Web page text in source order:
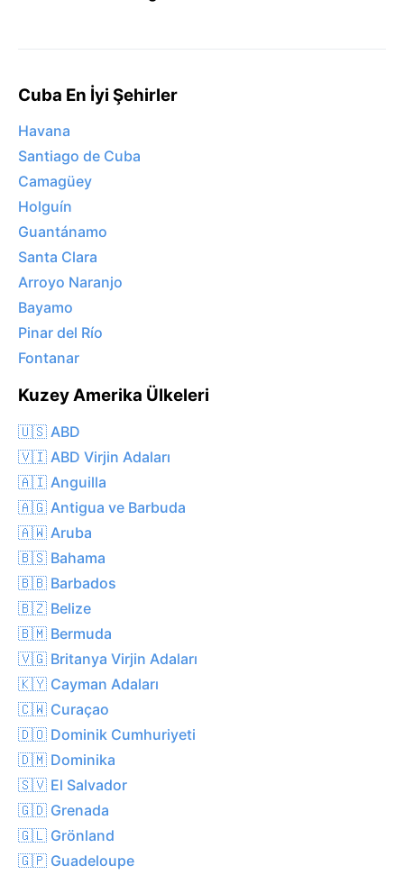
Cuba En İyi Şehirler
Havana
Santiago de Cuba
Camagüey
Holguín
Guantánamo
Santa Clara
Arroyo Naranjo
Bayamo
Pinar del Río
Fontanar
Kuzey Amerika Ülkeleri
🇺🇸 ABD
🇻🇮 ABD Virjin Adaları
🇦🇮 Anguilla
🇦🇬 Antigua ve Barbuda
🇦🇼 Aruba
🇧🇸 Bahama
🇧🇧 Barbados
🇧🇿 Belize
🇧🇲 Bermuda
🇻🇬 Britanya Virjin Adaları
🇰🇾 Cayman Adaları
🇨🇼 Curaçao
🇩🇴 Dominik Cumhuriyeti
🇩🇲 Dominika
🇸🇻 El Salvador
🇬🇩 Grenada
🇬🇱 Grönland
🇬🇵 Guadeloupe